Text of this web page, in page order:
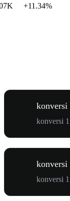
+11.34%
konversi
konversi